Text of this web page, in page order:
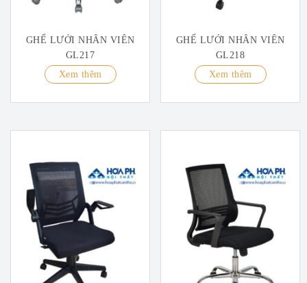
GHẾ LƯỚI NHÂN VIÊN
GL217
Xem thêm
GHẾ LƯỚI NHÂN VIÊN
GL218
Xem thêm